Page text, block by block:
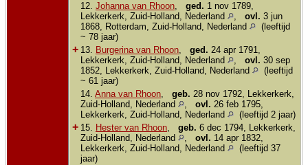
12. Johanna van Rhoon, ged. 1 nov 1789,
Lekkerkerk, Zuid-Holland, Nederland
, ovl. 3 jun
1868, Rotterdam, Zuid-Holland, Nederland
(leeftijd
~ 78 jaar)
+ 13. Burgerina van Rhoon, ged. 24 apr 1791,
Lekkerkerk, Zuid-Holland, Nederland
, ovl. 30 sep
1852, Lekkerkerk, Zuid-Holland, Nederland
(leeftijd
~ 61 jaar)
14. Anna van Rhoon, geb. 28 nov 1792, Lekkerkerk,
Zuid-Holland, Nederland
, ovl. 26 feb 1795,
Lekkerkerk, Zuid-Holland, Nederland
(leeftijd 2 jaar)
+ 15. Hester van Rhoon, geb. 6 dec 1794, Lekkerkerk,
Zuid-Holland, Nederland
, ovl. 14 apr 1832,
Lekkerkerk, Zuid-Holland, Nederland
(leeftijd 37
jaar)